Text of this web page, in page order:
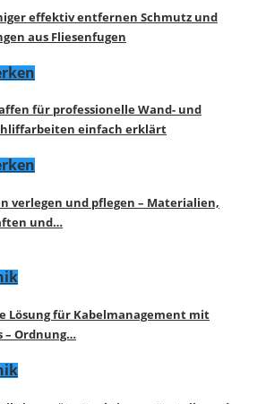
effektiv entfernen Schmutz und
aus Fliesenfugen
für professionelle Wand- und
einfach erklärt
verlegen und pflegen – Materialien,
und…
Lösung für Kabelmanagement mit
– Ordnung…